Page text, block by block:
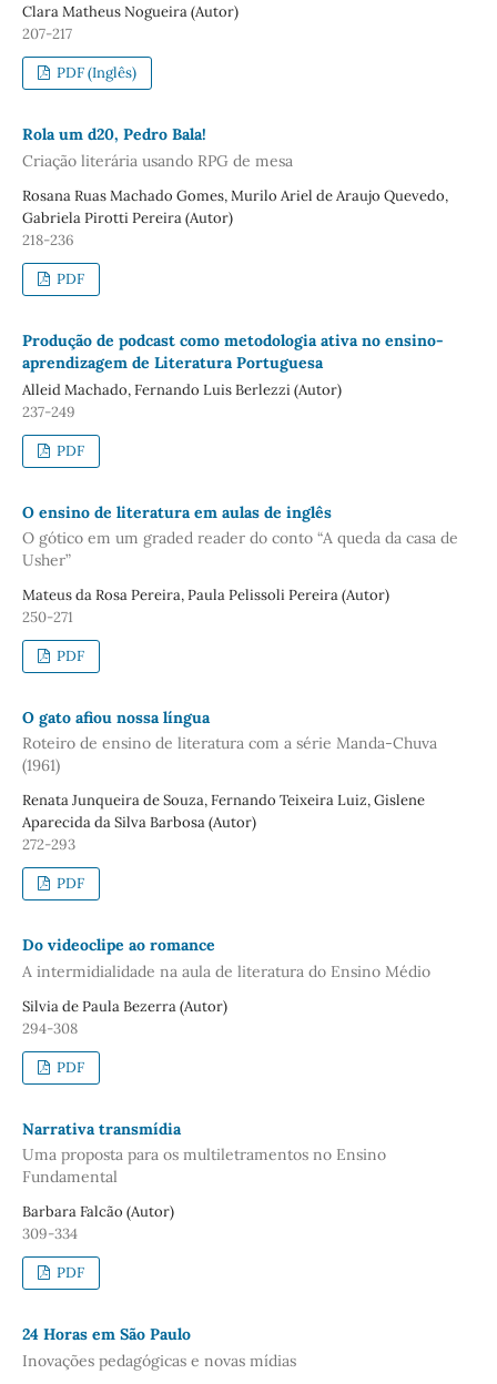
Clara Matheus Nogueira (Autor)
207-217
PDF (Inglês)
Rola um d20, Pedro Bala!
Criação literária usando RPG de mesa
Rosana Ruas Machado Gomes, Murilo Ariel de Araujo Quevedo,
Gabriela Pirotti Pereira (Autor)
218-236
PDF
Produção de podcast como metodologia ativa no ensino-
aprendizagem de Literatura Portuguesa
Alleid Machado, Fernando Luis Berlezzi (Autor)
237-249
PDF
O ensino de literatura em aulas de inglês
O gótico em um graded reader do conto “A queda da casa de
Usher”
Mateus da Rosa Pereira, Paula Pelissoli Pereira (Autor)
250-271
PDF
O gato afiou nossa língua
Roteiro de ensino de literatura com a série Manda-Chuva
(1961)
Renata Junqueira de Souza, Fernando Teixeira Luiz, Gislene
Aparecida da Silva Barbosa (Autor)
272-293
PDF
Do videoclipe ao romance
A intermidialidade na aula de literatura do Ensino Médio
Silvia de Paula Bezerra (Autor)
294-308
PDF
Narrativa transmídia
Uma proposta para os multiletramentos no Ensino
Fundamental
Barbara Falcão (Autor)
309-334
PDF
24 Horas em São Paulo
Inovações pedagógicas e novas mídias